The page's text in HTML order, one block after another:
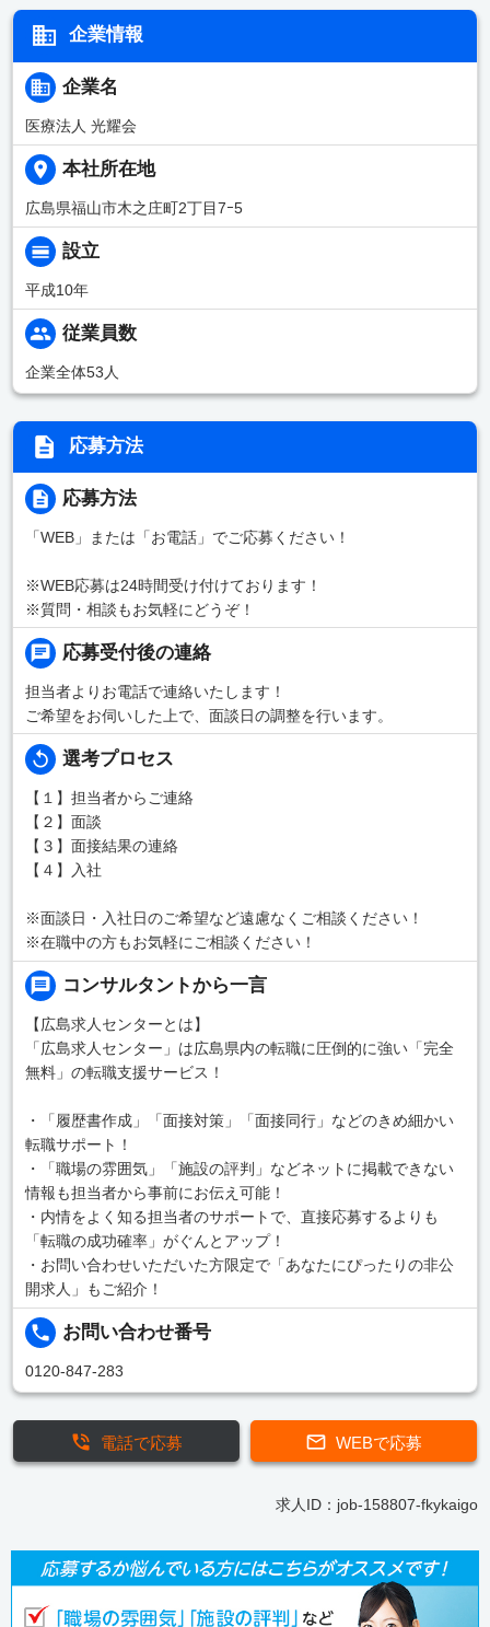
企業情報
企業名
医療法人 光耀会
本社所在地
広島県福山市木之庄町2丁目7ｰ5
設立
平成10年
従業員数
企業全体53人
応募方法
応募方法
「WEB」または「お電話」でご応募ください！
※WEB応募は24時間受け付けております！
※質問・相談もお気軽にどうぞ！
応募受付後の連絡
担当者よりお電話で連絡いたします！
ご希望をお伺いした上で、面談日の調整を行います。
選考プロセス
【１】担当者からご連絡
【２】面談
【３】面接結果の連絡
【４】入社
※面談日・入社日のご希望など遠慮なくご相談ください！
※在職中の方もお気軽にご相談ください！
コンサルタントから一言
【広島求人センターとは】
「広島求人センター」は広島県内の転職に圧倒的に強い「完全
無料」の転職支援サービス！
・「履歴書作成」「面接対策」「面接同行」などのきめ細かい
転職サポート！
・「職場の雰囲気」「施設の評判」などネットに掲載できない
情報も担当者から事前にお伝え可能！
・内情をよく知る担当者のサポートで、直接応募するよりも
「転職の成功確率」がぐんとアップ！
・お問い合わせいただいた方限定で「あなたにぴったりの非公
開求人」もご紹介！
お問い合わせ番号
0120-847-283
WEBで応募
電話で応募
求人ID：job-158807-fkykaigo